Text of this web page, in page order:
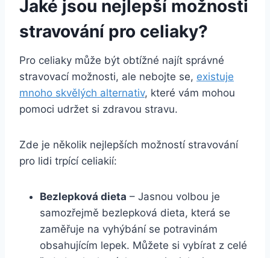
Jaké jsou nejlepší možnosti
stravování pro celiaky?
Pro celiaky může být obtížné najít správné
stravovací možnosti, ale nebojte se, existuje
mnoho skvělých alternativ, které vám mohou
pomoci udržet si zdravou stravu.
Zde je několik nejlepších možností stravování
pro lidi trpící celiakií:
Bezlepková dieta – Jasnou volbou je
samozřejmě bezlepková dieta, která se
zaměřuje na vyhýbání se potravinám
obsahujícím lepek. Můžete si vybírat z celé